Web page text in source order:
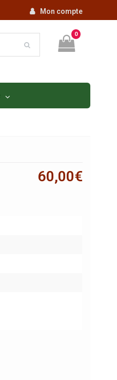
Mon compte
0
60,00€